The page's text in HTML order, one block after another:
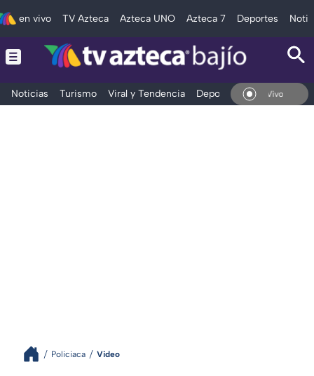
en vivo TV Azteca Azteca UNO Azteca 7 Deportes
Noticias Turismo Viral y Tendencia Deportes Espectáculos
En Vivo
Policiaca Video